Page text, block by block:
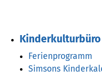
Kinderkulturbüro
Ferienprogramm
Simsons